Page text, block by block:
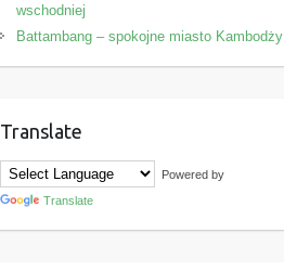
wschodniej
Battambang – spokojne miasto Kambodży
Translate
Powered by
Translate